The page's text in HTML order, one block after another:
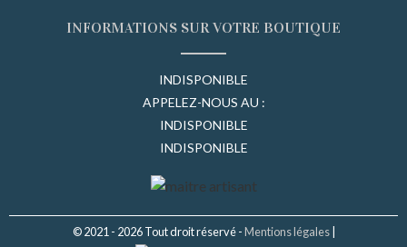
INFORMATIONS SUR VOTRE BOUTIQUE
INDISPONIBLE
APPELEZ-NOUS AU :
INDISPONIBLE
INDISPONIBLE
© 2021 - 2026 Tout droit réservé -Mentions légales|